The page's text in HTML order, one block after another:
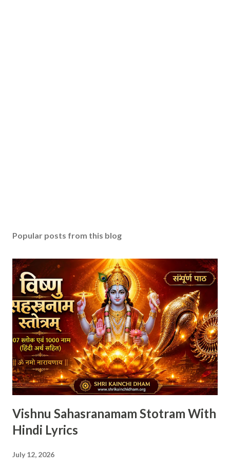
Popular posts from this blog
Vishnu Sahasranamam Stotram With
Hindi Lyrics
July 12, 2026